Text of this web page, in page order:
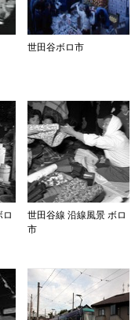
世田谷ボロ市
ロ
世田谷線 沿線風景 ボロ
市